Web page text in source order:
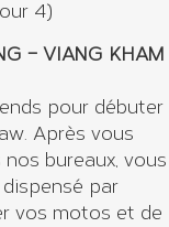
4)
– VIANG KHAM
pour débuter
Après vous
bureaux, vous
par
vos motos et de